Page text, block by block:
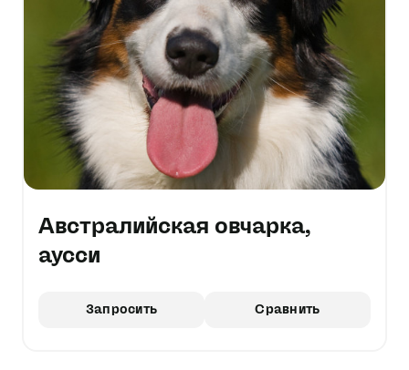
Австралийская овчарка,
аусси
Запросить Сравнить